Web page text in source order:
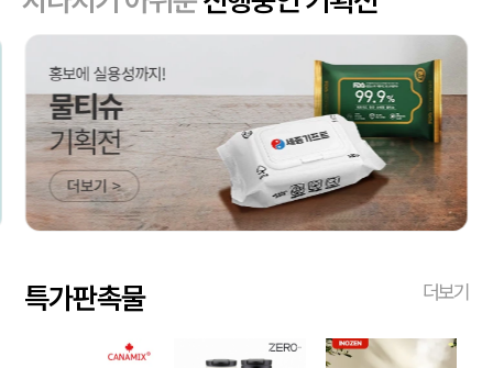
특가판촉물 더보기